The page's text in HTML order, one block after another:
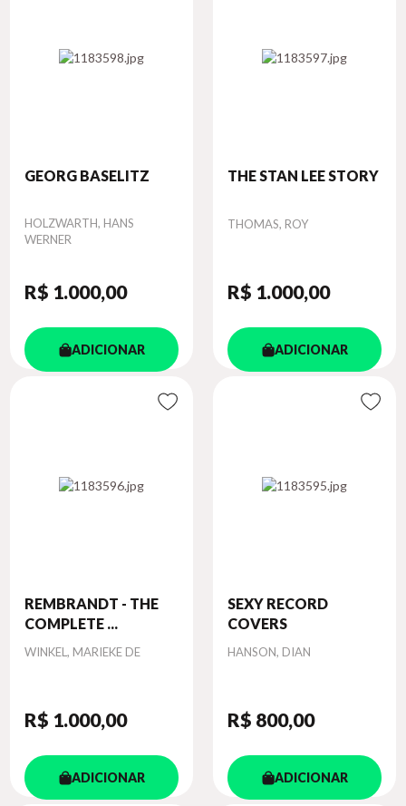
GEORG BASELITZ
Autor
HOLZWARTH, HANS
WERNER
R$ 1.000,00
ADICIONAR
THE STAN LEE STORY
Autor
THOMAS, ROY
R$ 1.000,00
ADICIONAR
REMBRANDT - THE
COMPLETE ...
Autor
WINKEL, MARIEKE DE
R$ 1.000,00
ADICIONAR
SEXY RECORD
COVERS
Autor
HANSON, DIAN
R$ 800,00
ADICIONAR